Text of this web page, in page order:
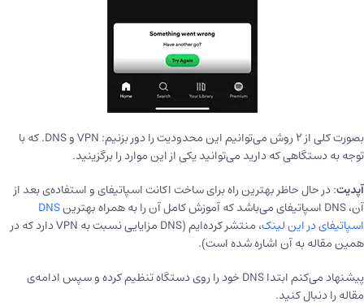
بصورت کلی از ۲ روش می‌توانیم این محدودیت را دور بزنیم: VPN و DNS. که با
توجه به دستگاهی که دارید می‌توانید یکی از این موارد را برگزینید.
آپدیت: در حال حاظر بهترین راه برای ساخت اکانت اسپاتیفای و استفاده‌ی بعد از
آن، DNS اسپاتیفای می‌باشد که آموزش کامل آن را به همراه بهترین
DNS
اسپاتیفای در این لینک
، منتشر کرده‌ایم (DNS مزایایی نسبت به VPN دارد که در
همین مقاله به آن اشاره شده است).
پیشنهاد می‌کنم ابتدا DNS خود را روی دستگاه تنظیم کرده و سپس ادامه‌ی
مقاله را دنبال کنید.